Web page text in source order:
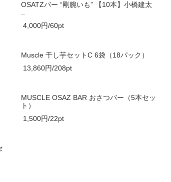
OSATZバー “剛腕いも” 【10本】小橋建太
4,000円/60pt
Muscle 干し芋セットC 6袋（18パック）
13,860円/208pt
MUSCLE OSAZ BAR おさつバー（5本セッ
ト）
1,500円/22pt